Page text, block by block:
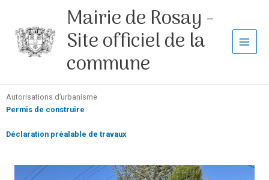
contenu
Mairie de Rosay -
Site officiel de la
commune
Autorisations d’urbanisme
Permis de construire
Déclaration préalable de travaux